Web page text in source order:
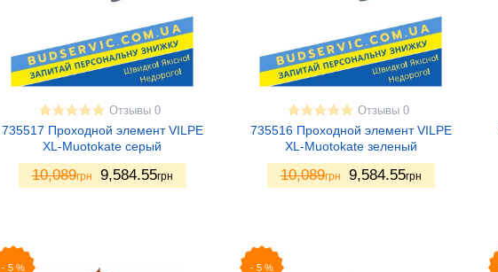
Отзывы 0
735517 Проходной элемент VILPE
XL-Muotokate серый
10,089грн 9,584.55грн
Отзывы 0
735516 Проходной элемент VILPE
XL-Muotokate зеленый
10,089грн 9,584.55грн
- 5 % - 5 %